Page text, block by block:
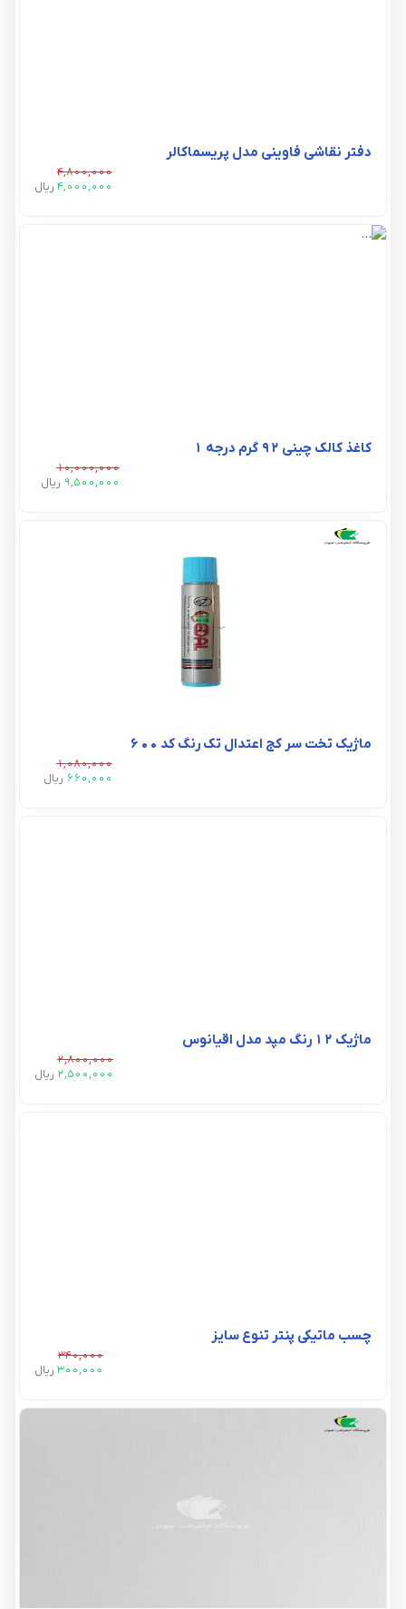
دفتر نقاشی فاوینی مدل پریسماکالر
4,800,000
4,000,000 ريال
کاغذ کالک چینی 92 گرم درجه 1
10,000,000
9,500,000 ريال
ماژیک تخت سر کج اعتدال تک رنگ کد 600
1,080,000
660,000 ريال
ماژیک 12 رنگ مپد مدل اقیانوس
2,800,000
2,500,000 ريال
چسب ماتیکی پنتر تنوع سایز
340,000
300,000 ريال